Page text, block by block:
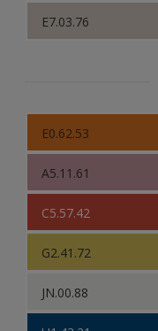
E7.03.76
E0.62.53
A5.11.61
C5.57.42
G2.41.72
JN.00.88